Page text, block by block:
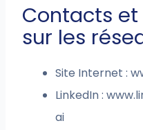
Contacts
sur les
Site Internet :
LinkedIn :
ai